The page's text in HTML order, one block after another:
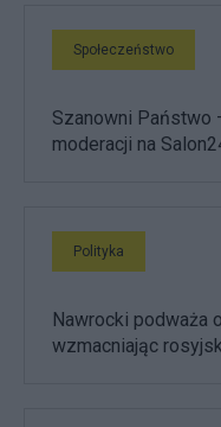
Społeczeństwo
Szanowni
moderacji na
Polityka
Nawrocki podważa
wzmacniając